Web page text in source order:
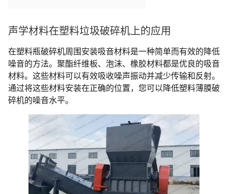
声学材料在塑料垃圾破碎机上的应用
在塑料瓶破碎机周围安装吸音材料是一种简单而有效的降低
噪音的方法。聚酯纤维板、泡沫、橡胶材料都是优良的吸音
材料。这些材料可以有效吸收噪声振动并减少传输和反射。
通过将这些材料安装在正确的位置，您可以降低塑料薄膜破
碎机的噪音水平。